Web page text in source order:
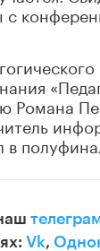
с
Романа
Vk,